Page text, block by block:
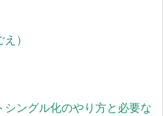
）
シングル化のやり方と必要な